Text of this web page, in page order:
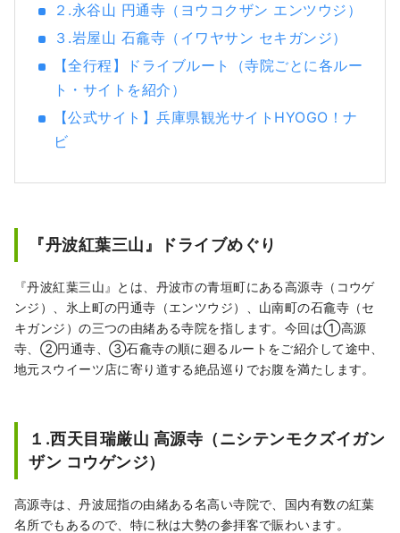
えます。 県内のハーブ園や植物園では四季を
通じて、ハーブや花々の優しく心地良い香り
に癒されます。 さあ、「視覚・味覚・触覚・
聴覚・嗅覚」の五感を刺激する新しい旅を、
兵庫県でご堪能ください。
２.永谷山 円通寺（ヨウコクザン エンツウジ）
３.岩屋山 石龕寺（イワヤサン セキガンジ）
【全行程】ドライブルート（寺院ごとに各ルー
ト・サイトを紹介）
【公式サイト】兵庫県観光サイトHYOGO！ナ
ビ
『丹波紅葉三山』ドライブめぐり
『丹波紅葉三山』とは、丹波市の青垣町にある高源寺（コウゲ
ンジ）、氷上町の円通寺（エンツウジ）、山南町の石龕寺（セ
キガンジ）の三つの由緒ある寺院を指します。今回は①高源
寺、②円通寺、➂石龕寺の順に廻るルートをご紹介して途中、
地元スウイーツ店に寄り道する絶品巡りでお腹を満たします。
１.西天目瑞厳山 高源寺（ニシテンモクズイガン
ザン コウゲンジ）
高源寺は、丹波屈指の由緒ある名高い寺院で、国内有数の紅葉
名所でもあるので、特に秋は大勢の参拝客で賑わいます。